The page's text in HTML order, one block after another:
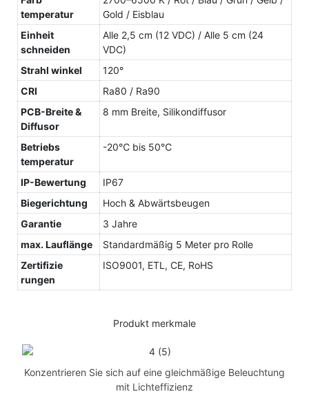
temperatur
Gold / Eisblau
Einheit
schneiden
Alle 2,5 cm (12 VDC) / Alle 5 cm (24
VDC)
Strahl winkel
120°
CRI
Ra80 / Ra90
PCB-Breite &
Diffusor
8 mm Breite, Silikondiffusor
Betriebs
temperatur
-20℃ bis 50℃
IP-Bewertung
IP67
Biegerichtung
Hoch & Abwärtsbeugen
Garantie
3 Jahre
max. Lauflänge
Standardmäßig 5 Meter pro Rolle
Zertifizie
rungen
ISO9001, ETL, CE, RoHS
Produkt merkmale
Konzentrieren Sie sich auf eine gleichmäßige Beleuchtung
mit Lichteffizienz